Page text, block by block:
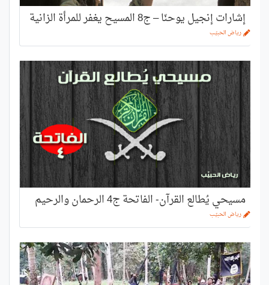
إشارات إنجيل يوحنّا – ج8 المسيح يغفر للمرأة الزانية
رياض الحبيّب
مسيحي يُطالع القرآن- الفاتحة ج4 الرحمان والرحيم
رياض الحبيّب